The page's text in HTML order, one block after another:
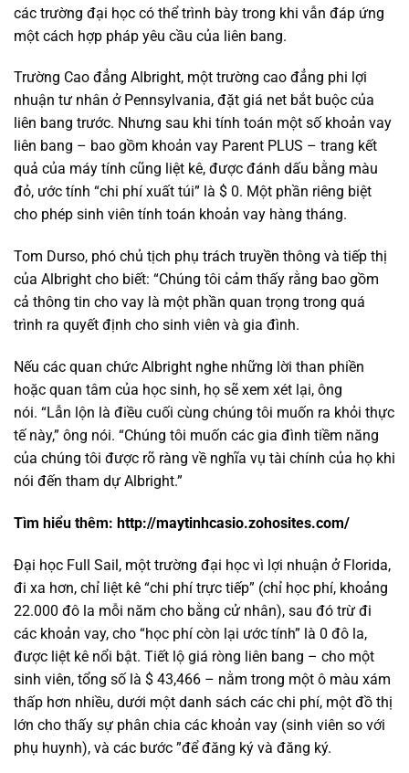
các trường đại học có thể trình bày trong khi vẫn đáp ứng
một cách hợp pháp yêu cầu của liên bang.
Trường Cao đẳng Albright, một trường cao đẳng phi lợi
nhuận tư nhân ở Pennsylvania, đặt giá net bắt buộc của
liên bang trước. Nhưng sau khi tính toán một số khoản vay
liên bang – bao gồm khoản vay Parent PLUS – trang kết
quả của máy tính cũng liệt kê, được đánh dấu bằng màu
đỏ, ước tính “chi phí xuất túi” là $ 0. Một phần riêng biệt
cho phép sinh viên tính toán khoản vay hàng tháng.
Tom Durso, phó chủ tịch phụ trách truyền thông và tiếp thị
của Albright cho biết: “Chúng tôi cảm thấy rằng bao gồm
cả thông tin cho vay là một phần quan trọng trong quá
trình ra quyết định cho sinh viên và gia đình.
Nếu các quan chức Albright nghe những lời than phiền
hoặc quan tâm của học sinh, họ sẽ xem xét lại, ông
nói. “Lẫn lộn là điều cuối cùng chúng tôi muốn ra khỏi thực
tế này,” ông nói. “Chúng tôi muốn các gia đình tiềm năng
của chúng tôi được rõ ràng về nghĩa vụ tài chính của họ khi
nói đến tham dự Albright.”
Tìm hiểu thêm: http://maytinhcasio.zohosites.com/
Đại học Full Sail, một trường đại học vì lợi nhuận ở Florida,
đi xa hơn, chỉ liệt kê “chi phí trực tiếp” (chỉ học phí, khoảng
22.000 đô la mỗi năm cho bằng cử nhân), sau đó trừ đi
các khoản vay, cho “học phí còn lại ước tính” là 0 đô la,
được liệt kê nổi bật. Tiết lộ giá ròng liên bang – cho một
sinh viên, tổng số là $ 43,466 – nằm trong một ô màu xám
thấp hơn nhiều, dưới một danh sách các chi phí, một đồ thị
lớn cho thấy sự phân chia các khoản vay (sinh viên so với
phụ huynh), và các bước ”để đăng ký và đăng ký.